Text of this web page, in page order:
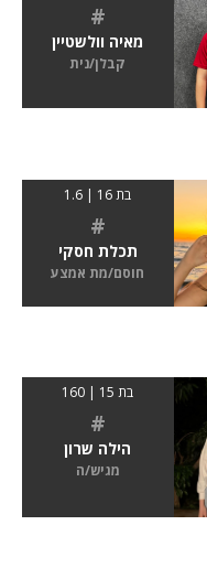
#
מאיה וולשטיין
קבלן/נית
בת 16 | 1.6
#
תכלת חסקי
חוסם/מת אמצע
בת 15 | 160
#
הילה שרון
מגיש/ה